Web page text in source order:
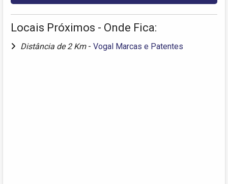
Locais Próximos - Onde Fica:
Distância de 2 Km - Vogal Marcas e Patentes